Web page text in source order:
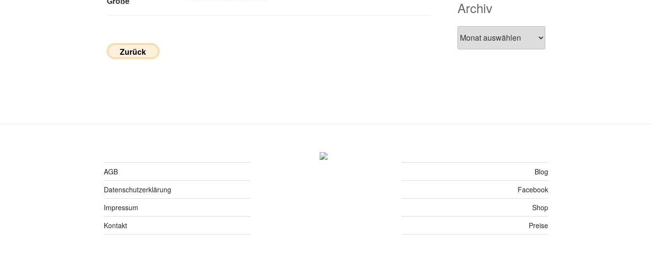
Zurück
Archiv
AGB
Datenschutzerklärung
Impressum
Kontakt
Blog
Facebook
Shop
Preise